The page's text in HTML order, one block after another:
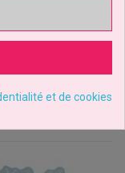
et de cookies